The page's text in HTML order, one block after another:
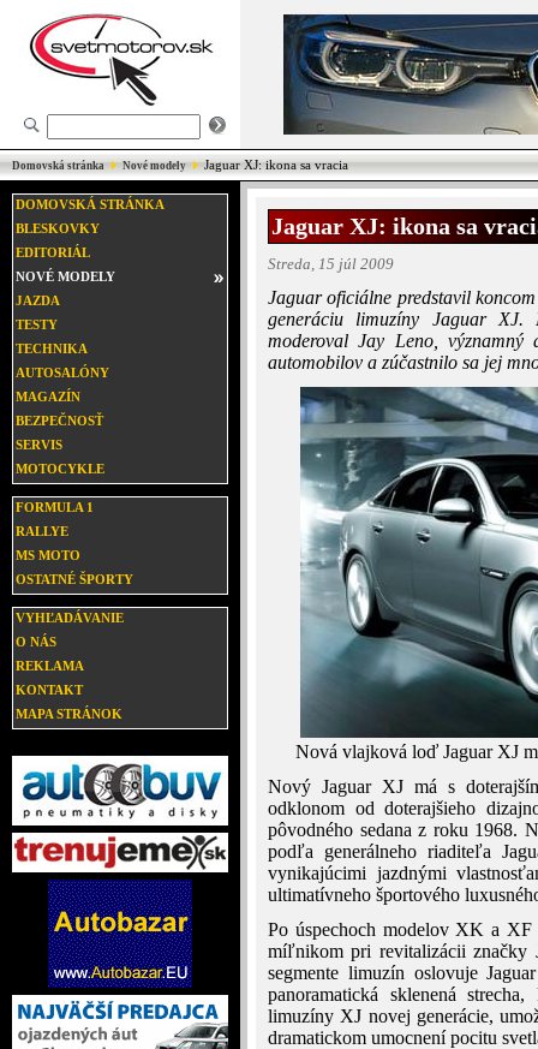
Domovská stránka Nové modely Jaguar XJ: ikona sa vracia
DOMOVSKÁ STRÁNKA
BLESKOVKY
EDITORIÁL
NOVÉ MODELY
JAZDA
TESTY
TECHNIKA
AUTOSALÓNY
MAGAZÍN
BEZPEČNOSŤ
SERVIS
MOTOCYKLE
FORMULA 1
RALLYE
MS MOTO
OSTATNÉ ŠPORTY
VYHĽADÁVANIE
O NÁS
REKLAMA
KONTAKT
MAPA STRÁNOK
Jaguar XJ: ikona sa
Streda, 15 júl 2009
Jaguar oficiálne predstavil
generáciu limuzíny Jaguar XJ.
moderoval Jay Leno, významný
automobilov a zúčastnilo sa jej
Nová vlajková loď Jaguar XJ
Nový Jaguar XJ má s
odklonom od doterajšieho
pôvodného sedana z roku
podľa generálneho riaditeľa
vynikajúcimi jazdnými
ultimatívneho športového
Po úspechoch modelov XK a XF
míľnikom pri revitalizácii značky
segmente limuzín oslovuje
panoramatická sklenená
limuzíny XJ novej generácie,
dramatickom umocnení pocitu